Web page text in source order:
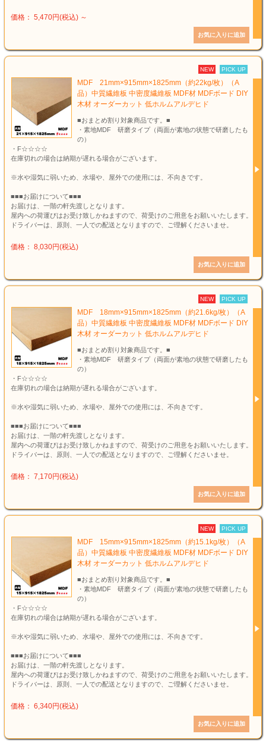
価格： 5,470円(税込) ～
NEW PICK UP
MDF 21mm×915mm×1825mm（約22kg/枚）（A
品）中質繊維板 中密度繊維板 MDF材 MDFボード DIY
木材 オーダーカット 低ホルムアルデヒド
■おまとめ割り対象商品です。■
・素地MDF 研磨タイプ（両面が素地の状態で研磨したも
の）
・F☆☆☆☆
在庫切れの場合は納期が遅れる場合がございます。
※水や湿気に弱いため、水場や、屋外での使用には、不向きです。
■■■お届けについて■■■
お届けは、一階の軒先渡しとなります。
屋内への荷運びはお受け致しかねますので、荷受けのご用意をお願いいたします。
ドライバーは、原則、一人での配送となりますので、ご理解くださいませ。
価格： 8,030円(税込)
NEW PICK UP
MDF 18mm×915mm×1825mm（約21.6kg/枚）（A
品）中質繊維板 中密度繊維板 MDF材 MDFボード DIY
木材 オーダーカット 低ホルムアルデヒド
■おまとめ割り対象商品です。■
・素地MDF 研磨タイプ（両面が素地の状態で研磨したも
の）
・F☆☆☆☆
在庫切れの場合は納期が遅れる場合がございます。
※水や湿気に弱いため、水場や、屋外での使用には、不向きです。
■■■お届けについて■■■
お届けは、一階の軒先渡しとなります。
屋内への荷運びはお受け致しかねますので、荷受けのご用意をお願いいたします。
ドライバーは、原則、一人での配送となりますので、ご理解くださいませ。
価格： 7,170円(税込)
NEW PICK UP
MDF 15mm×915mm×1825mm（約15.1kg/枚）（A
品）中質繊維板 中密度繊維板 MDF材 MDFボード DIY
木材 オーダーカット 低ホルムアルデヒド
■おまとめ割り対象商品です。■
・素地MDF 研磨タイプ（両面が素地の状態で研磨したも
の）
・F☆☆☆☆
在庫切れの場合は納期が遅れる場合がございます。
※水や湿気に弱いため、水場や、屋外での使用には、不向きです。
■■■お届けについて■■■
お届けは、一階の軒先渡しとなります。
屋内への荷運びはお受け致しかねますので、荷受けのご用意をお願いいたします。
ドライバーは、原則、一人での配送となりますので、ご理解くださいませ。
価格： 6,340円(税込)